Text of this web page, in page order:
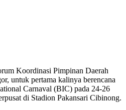
Koordinasi Pimpinan Daerah
untuk pertama kalinya berencana
Carnaval (BIC) pada 24-26
di Stadion Pakansari Cibinong.